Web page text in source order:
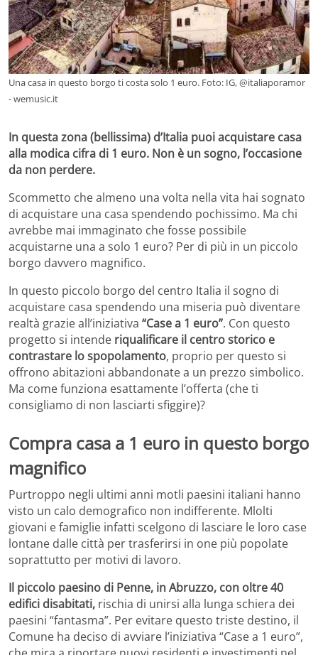
Una casa in questo borgo ti costa solo 1 euro. Foto: IG, @italiaporamor
- wemusic.it
In questa zona (bellissima) d’Italia puoi acquistare casa
alla modica cifra di 1 euro. Non è un sogno, l’occasione
da non perdere.
Scommetto che almeno una volta nella vita hai sognato
di acquistare una casa spendendo pochissimo. Ma chi
avrebbe mai immaginato che fosse possibile
acquistarne una a solo 1 euro? Per di più in un piccolo
borgo davvero magnifico.
In questo piccolo borgo del centro Italia il sogno di
acquistare casa spendendo una miseria può diventare
realtà grazie all’iniziativa “Case a 1 euro”. Con questo
progetto si intende riqualificare il centro storico e
contrastare lo spopolamento, proprio per questo si
offrono abitazioni abbandonate a un prezzo simbolico.
Ma come funziona esattamente l’offerta (che ti
consigliamo di non lasciarti sfiggire)?
Compra casa a 1 euro in questo borgo
magnifico
Purtroppo negli ultimi anni motli paesini italiani hanno
visto un calo demografico non indifferente. Mlolti
giovani e famiglie infatti scelgono di lasciare le loro case
lontane dalle città per trasferirsi in one più popolate
soprattutto per motivi di lavoro.
Il piccolo paesino di Penne, in Abruzzo, con oltre 40
edifici disabitati, rischia di unirsi alla lunga schiera dei
paesini “fantasma”. Per evitare questo triste destino, il
Comune ha deciso di avviare l’iniziativa “Case a 1 euro”,